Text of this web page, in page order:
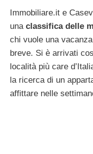
Immobiliare.it e
una classifica delle
chi vuole una
breve. Si è arrivati
località più care
la ricerca di un
affittare nelle